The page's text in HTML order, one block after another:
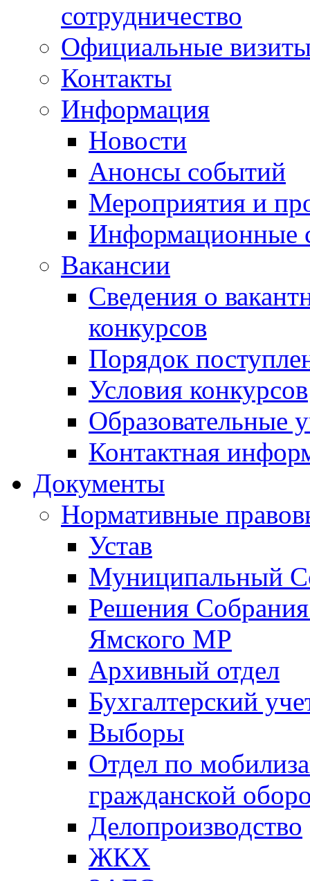
сотрудничество
Официальные
Контакты
Информация
Новости
Анонсы событий
Мероприятия и
Информационные
Вакансии
Сведения о
конкурсов
Порядок
Условия конкурсов
Образовательные
Контактная
Документы
Нормативные
Устав
Муниципальный
Решения
Ямского МР
Архивный отдел
Бухгалтерский
Выборы
Отдел по
гражданской
Делопроизводство
ЖКХ